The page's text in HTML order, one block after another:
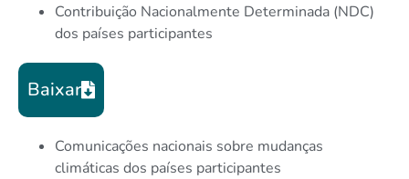
Contribuição Nacionalmente Determinada (NDC)
dos países participantes
Baixar
Comunicações nacionais sobre mudanças
climáticas dos países participantes